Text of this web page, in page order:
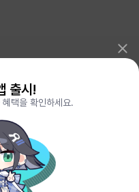
출시!
택을 확인하세요.